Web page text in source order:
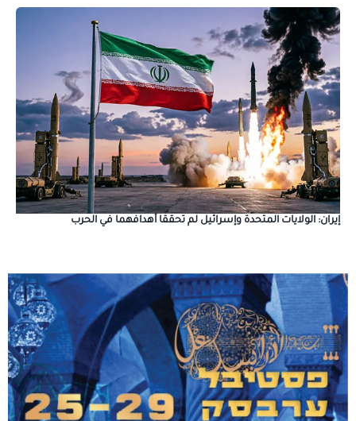
إيران: الولايات المتحدة وإسرائيل لم تحققا أهدافهما في الحرب